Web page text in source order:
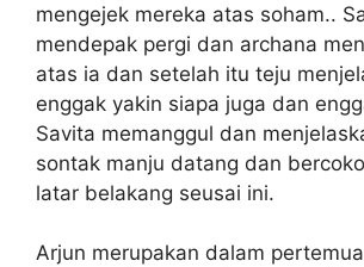
mengejek mereka atas soham..
mendepak pergi dan archana
atas ia dan setelah itu teju
enggak yakin siapa juga dan
Savita memanggul dan
sontak manju datang dan
latar belakang seusai ini.
Arjun merupakan dalam